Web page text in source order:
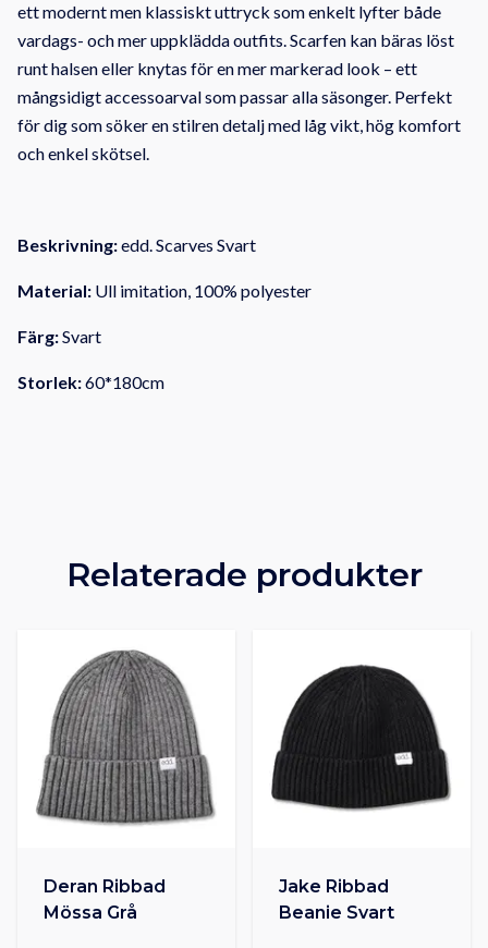
ett modernt men klassiskt uttryck som enkelt lyfter både
vardags- och mer uppklädda outfits. Scarfen kan bäras löst
runt halsen eller knytas för en mer markerad look – ett
mångsidigt accessoarval som passar alla säsonger. Perfekt
för dig som söker en stilren detalj med låg vikt, hög komfort
och enkel skötsel.
Beskrivning:edd. Scarves Svart
Material: Ull imitation, 100% polyester
Färg:Svart
Storlek:60*180cm
Relaterade produkter
Deran Ribbad
Mössa Grå
Jake Ribbad
Beanie Svart